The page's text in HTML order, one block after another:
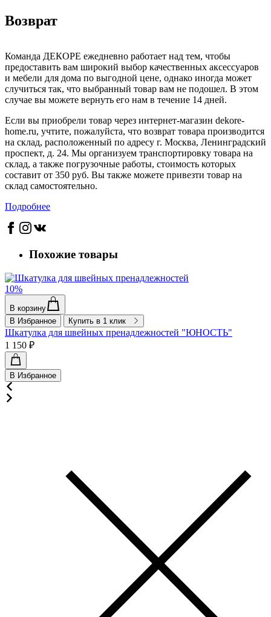
Возврат
Команда ДЕКОРЕ ежедневно работает над тем, чтобы
предоставить вам широкий выбор качественных аксессуаров
и мебели для дома по выгодной цене, однако иногда может
случиться так, что выбранный товар вам не подошел. В этом
случае вы можете вернуть его нам в течение 14 дней.
Если вы приобрели товар через интернет-магазин dekore-
home.ru, учтите, пожалуйста, что возврат товара производится
на склад, расположенный по адресу г. Москва, Ленинградский
проспект, д. 24. Мы организуем транспортировку товара на
склад, а также погрузочные работы, стоимость которых
составит от 350 руб. Вы также можете привезти товар на
склад самостоятельно.
Подробнее
Похожие товары
10%
В корзину
В Избранное
Купить в 1 клик
Шкатулка для швейных пренадлежностей "ЮНОСТЬ"
1 150 ₽
В Избранное